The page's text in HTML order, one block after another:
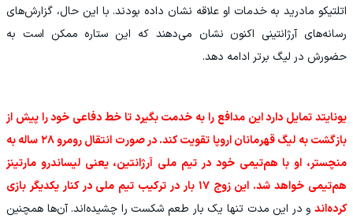
اتلتیکو مادرید به خدمات او علاقه نشان داده بودند. با این حال، گزارش‌های
رسانه‌های آرژانتینی اکنون نشان می‌دهند که این ستاره ممکن است به
حضورش در لیگ برتر ادامه دهد.
یونایتد تمایل دارد این مدافع را به خدمت بگیرد تا خط دفاعی خود را پیش از
بازگشت به لیگ قهرمانان اروپا تقویت کند. در صورت انتقال رومرو ۲۸ ساله به
منچستر، او با هم‌تیمی خود در تیم ملی آرژانتین، یعنی لیساندرو مارتینز
هم‌تیمی خواهد شد. این زوج ۱۷ بار در ترکیب تیم ملی در کنار یکدیگر بازی
کرده‌اند و در این مدت تنها یک بار طعم شکست را چشیده‌اند. آن‌ها همچنین